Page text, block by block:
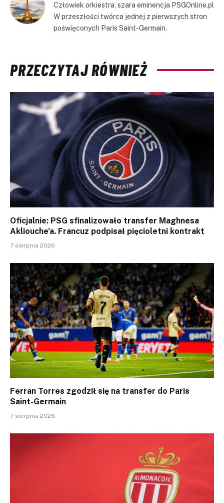
Człowiek orkiestra, szara eminencja PSGOnline.pl
W przeszłości twórca jednej z pierwszych stron
poświęconych Paris Saint-Germain.
PRZECZYTAJ RÓWNIEŻ
Oficjalnie: PSG sfinalizowało transfer Maghnesa
Akliouche’a. Francuz podpisał pięcioletni kontrakt
7 sierpnia 2026
Ferran Torres zgodził się na transfer do Paris
Saint-Germain
7 sierpnia 2026